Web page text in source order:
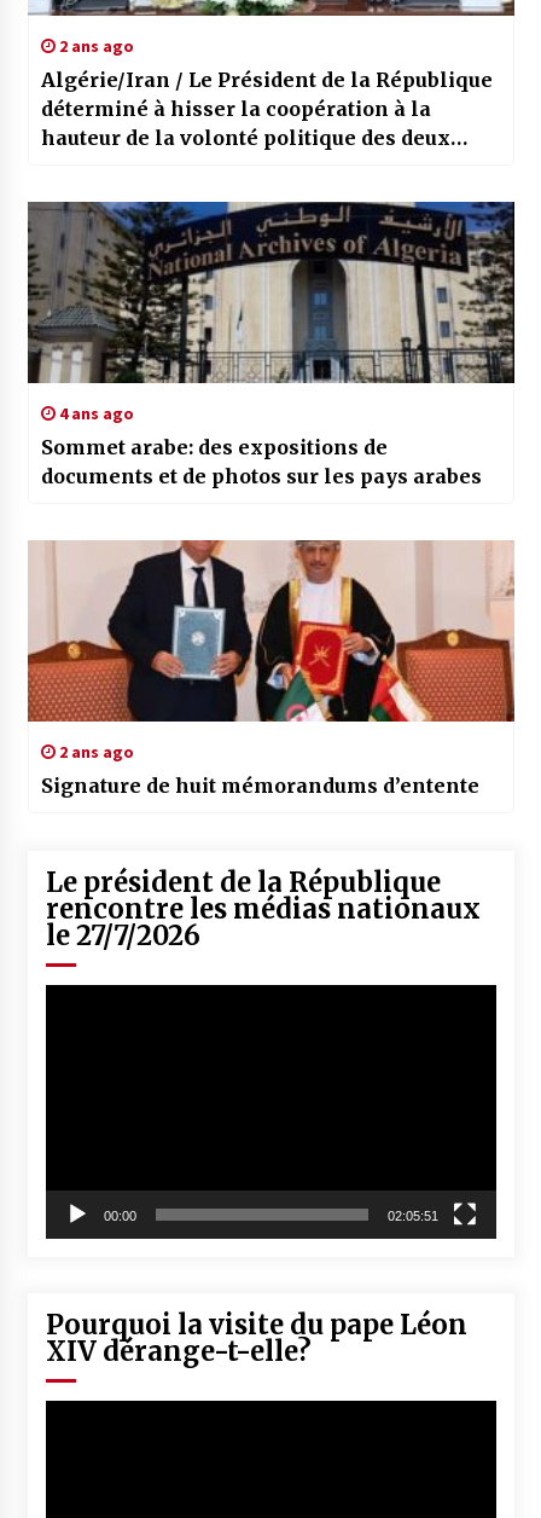
2 ans ago
Algérie/Iran / Le Président de la République
déterminé à hisser la coopération à la
hauteur de la volonté politique des deux
4 ans ago
Sommet arabe: des expositions de
documents et de photos sur les pays arabes
2 ans ago
Signature de huit mémorandums d’entente
Le président de la République
rencontre les médias nationaux
le 27/7/2026
00:00 02:05:51
Pourquoi la visite du pape Léon
XIV dérange-t-elle?